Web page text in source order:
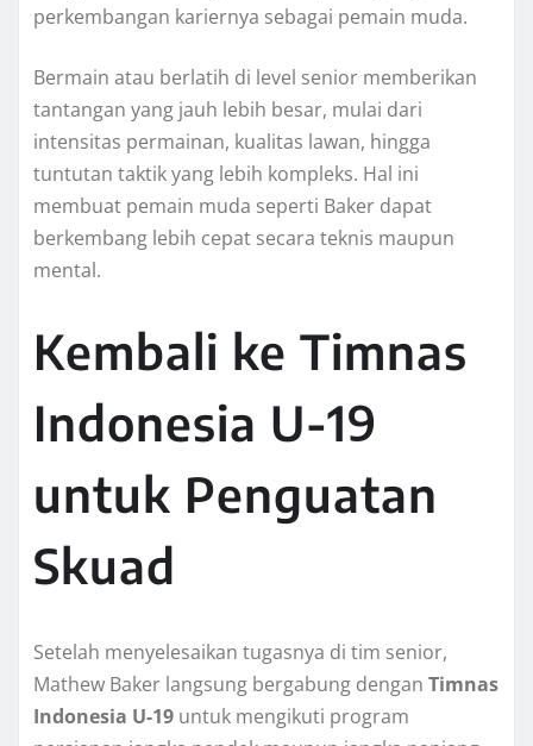
perkembangan kariernya sebagai pemain muda.
Bermain atau berlatih di level senior memberikan
tantangan yang jauh lebih besar, mulai dari
intensitas permainan, kualitas lawan, hingga
tuntutan taktik yang lebih kompleks. Hal ini
membuat pemain muda seperti Baker dapat
berkembang lebih cepat secara teknis maupun
mental.
Kembali ke Timnas
Indonesia U-19
untuk Penguatan
Skuad
Setelah menyelesaikan tugasnya di tim senior,
Mathew Baker langsung bergabung dengan Timnas
Indonesia U-19 untuk mengikuti program